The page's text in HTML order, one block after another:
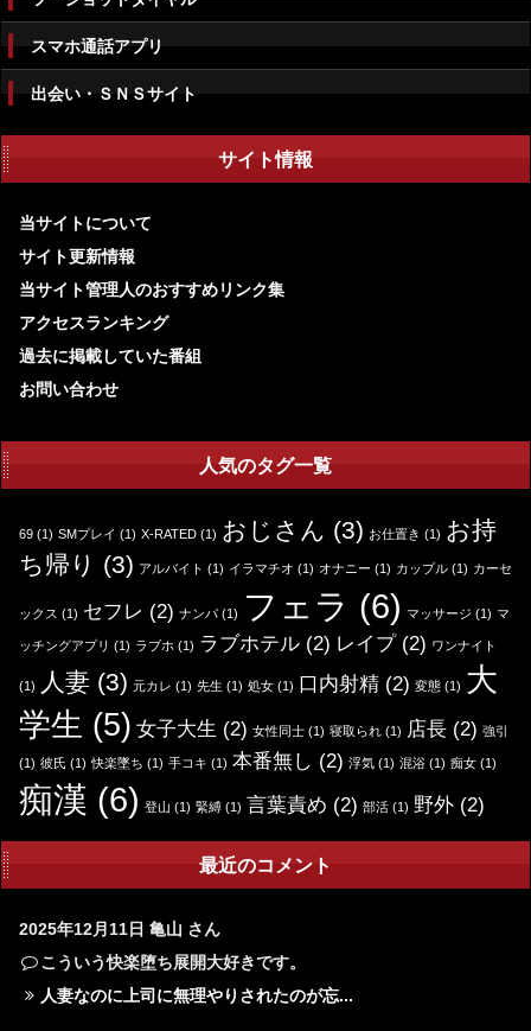
スマホ通話アプリ
出会い・ＳＮＳサイト
サイト情報
当サイトについて
サイト更新情報
当サイト管理人のおすすめリンク集
アクセスランキング
過去に掲載していた番組
お問い合わせ
人気のタグ一覧
69 (1) SMプレイ (1) X-RATED (1) おじさん (3) お仕置き (1) お持
ち帰り (3) アルバイト (1) イラマチオ (1) オナニー (1) カップル (1) カーセ
ックス (1) セフレ (2) ナンパ (1) フェラ (6) マッサージ (1) マ
ッチングアプリ (1) ラブホ (1) ラブホテル (2) レイプ(2) ワンナイト
(1) 人妻 (3) 元カレ (1) 先生 (1) 処女 (1) 口内射精 (2) 変態 (1) 大
学生 (5) 女子大生 (2) 女性同士 (1) 寝取られ (1) 店長 (2) 強引
(1) 彼氏 (1) 快楽墜ち (1) 手コキ (1) 本番無し (2) 浮気 (1) 混浴 (1) 痴女 (1)
痴漢 (6) 登山 (1) 緊縛 (1) 言葉責め (2) 部活 (1) 野外 (2)
最近のコメント
2025年12月11日 亀山 さん
こういう快楽堕ち展開大好きです。
人妻なのに上司に無理やりされたのが忘...